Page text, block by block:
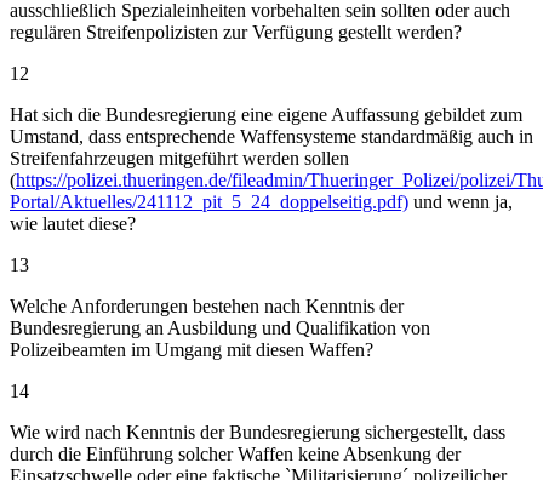
ausschließlich Spezialeinheiten vorbehalten sein sollten oder auch
regulären Streifenpolizisten zur Verfügung gestellt werden?
12
Hat sich die Bundesregierung eine eigene Auffassung gebildet zum
Umstand, dass entsprechende Waffensysteme standardmäßig auch in
Streifenfahrzeugen mitgeführt werden sollen
(https://polizei.thueringen.de/fileadmin/Thueringer_Polizei/polizei/
Portal/Aktuelles/241112_pit_5_24_doppelseitig.pdf) und wenn ja,
wie lautet diese?
13
Welche Anforderungen bestehen nach Kenntnis der
Bundesregierung an Ausbildung und Qualifikation von
Polizeibeamten im Umgang mit diesen Waffen?
14
Wie wird nach Kenntnis der Bundesregierung sichergestellt, dass
durch die Einführung solcher Waffen keine Absenkung der
Einsatzschwelle oder eine faktische `Militarisierung´ polizeilicher